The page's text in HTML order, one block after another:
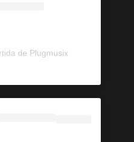
de Plugmusix